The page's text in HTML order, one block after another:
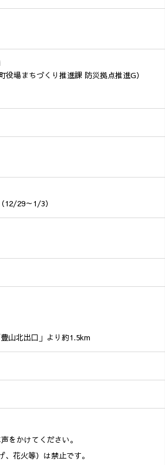
場まちづくり推進課 防災拠点推進G）
12/29～1/3）
山北出口」より約1.5km
をかけてください。
花火等）は禁止です。